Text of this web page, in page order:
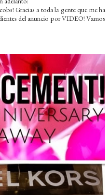
Gracias a toda la gente que me ha
del anuncio por VIDEO! Vamos